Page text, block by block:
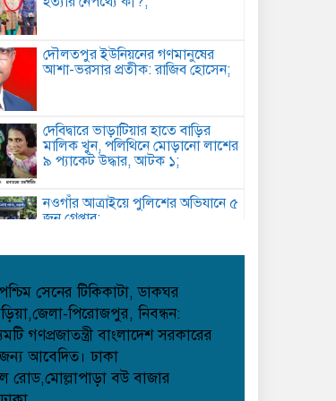
দৌলতপুর ইউনিয়নের গণমানুষের
আশা-ভরসার প্রতীক: রাজিব হোসেন;
দেবিদ্বারে ভাড়াটিয়ার হাতে বাড়ির
মালিক খুন, পলিথিনে মোড়ানো লাশের
৯ প্যাকেট উদ্ধার, আটক ১;
নওগাঁর আত্রাইয়ে পুলিশের অভিযানে ৫
জন গ্রেপ্তার;
আমান উল্লাহ আমানের সাথে নিশু ও
মহিলা দলের নেত্রীদের সৌজন্য
স্বাক্ষাৎ ;
সেনের টিকিকাটা, ডাকঘর
পিরোজপুর, নিবন্ধন:
গণপ্রজাতন্ত্রী বাংলাদেশ সরকারের
জন্য আবেদিত। ঢাকা
রোড,মোল্লাপাড়া বউ বাজার